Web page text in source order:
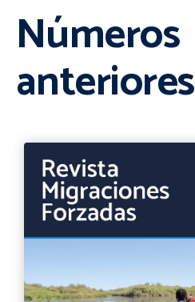
Números
anteriores